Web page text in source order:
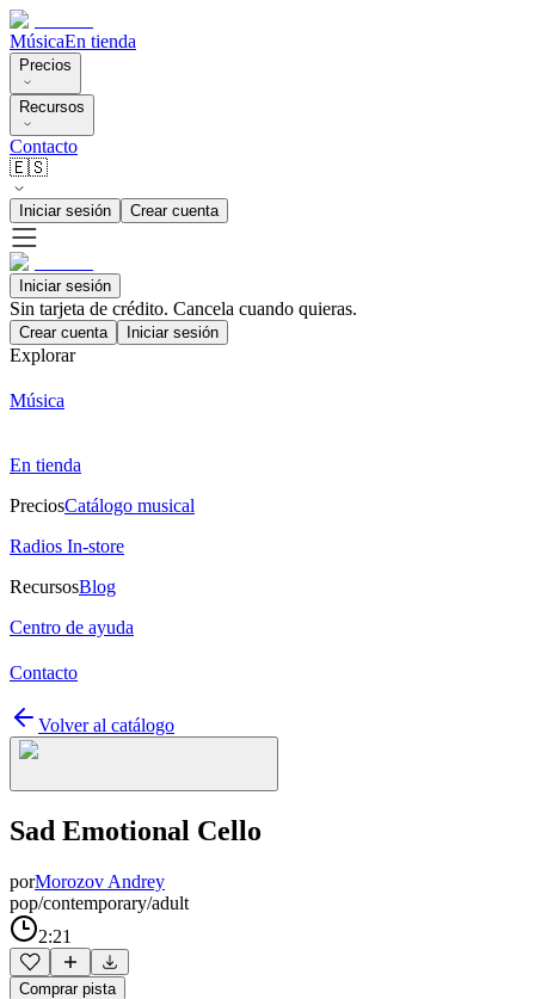
MúsicaEn tienda
Precios
Recursos
Contacto
🇪🇸
Iniciar sesión Crear cuenta
Iniciar sesión
Sin tarjeta de crédito. Cancela cuando quieras.
Crear cuenta Iniciar sesión
Explorar
Música
En tienda
PreciosCatálogo musical
Radios In-store
RecursosBlog
Centro de ayuda
Contacto
Volver al catálogo
Sad Emotional Cello
porMorozov Andrey
pop/contemporary/adult
2:21
Comprar pista